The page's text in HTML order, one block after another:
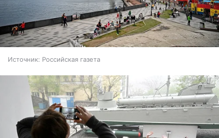
Источник: Российская газета